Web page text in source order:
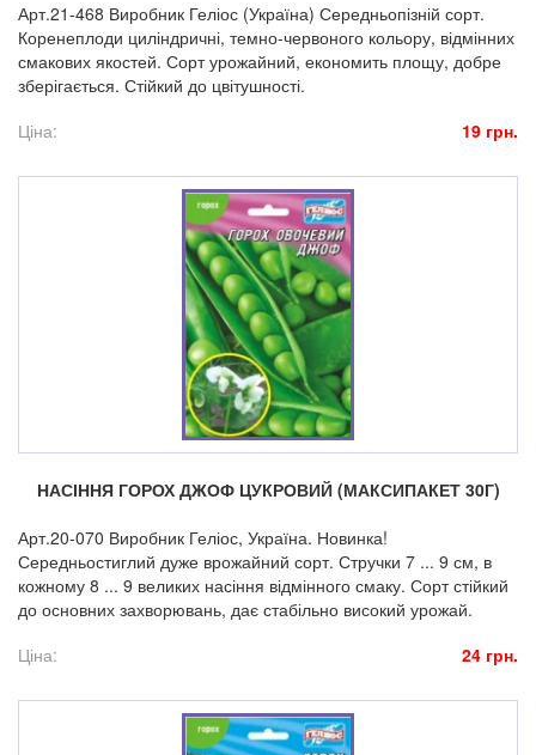
Арт.21-468 Виробник Геліос (Україна) Середньопізній сорт.
Коренеплоди циліндричні, темно-червоного кольору, відмінних
смакових якостей. Сорт урожайний, економить площу, добре
зберігається. Стійкий до цвітушності.
Ціна:
19 грн.
НАСІННЯ ГОРОХ ДЖОФ ЦУКРОВИЙ (МАКСИПАКЕТ 30Г)
Арт.20-070 Виробник Геліос, Україна. Новинка!
Середньостиглий дуже врожайний сорт. Стручки 7 ... 9 см, в
кожному 8 ... 9 великих насіння відмінного смаку. Сорт стійкий
до основних захворювань, дає стабільно високий урожай.
Ціна:
24 грн.